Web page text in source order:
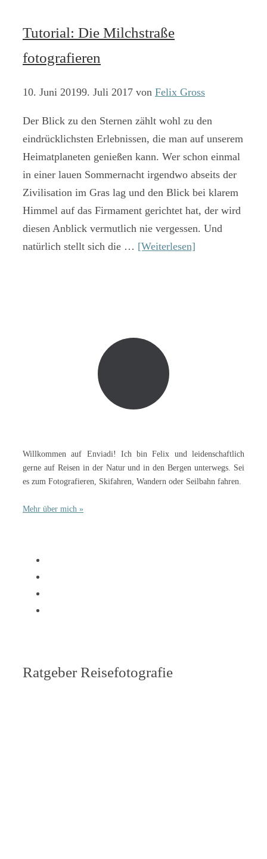
Tutorial: Die Milchstraße
fotografieren
10. Juni 20199. Juli 2017 von Felix Gross
Der Blick zu den Sternen zählt wohl zu den
eindrücklichsten Erlebnissen, die man auf unserem
Heimatplaneten genießen kann. Wer schon einmal
in einer lauen Sommernacht irgendwo abseits der
Zivilisation im Gras lag und den Blick bei klarem
Himmel auf das Firmament gerichtet hat, der wird
diesen Anblick vermutlich nie vergessen. Und
natürlich stellt sich die … [Weiterlesen]
Willkommen auf Enviadi! Ich bin Felix und leidenschaftlich
gerne auf Reisen in der Natur und in den Bergen unterwegs. Sei
es zum Fotografieren, Skifahren, Wandern oder Seilbahn fahren.
Mehr über mich »
Ratgeber Reisefotografie